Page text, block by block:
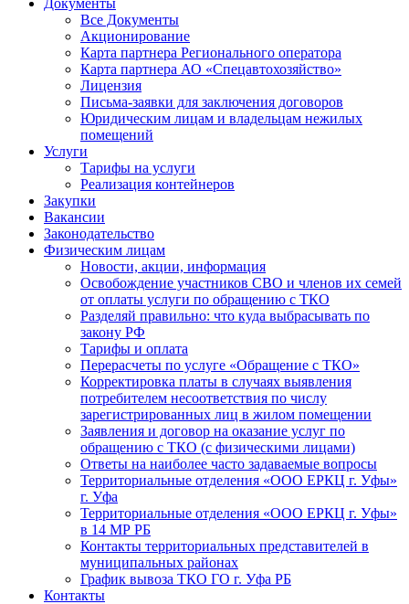
Все Документы
Акционирование
Карта партнера Регионального оператора
Карта партнера АО «Спецавтохозяйство»
Лицензия
Письма-заявки для заключения договоров
Юридическим лицам и владельцам нежилых
помещений
Услуги
Тарифы на услуги
Реализация контейнеров
Закупки
Вакансии
Законодательство
Физическим лицам
Новости, акции, информация
Освобождение участников СВО и членов их семей
от оплаты услуги по обращению с ТКО
Разделяй правильно: что куда выбрасывать по
закону РФ
Тарифы и оплата
Перерасчеты по услуге «Обращение с ТКО»
Корректировка платы в случаях выявления
потребителем несоответствия по числу
зарегистрированных лиц в жилом помещении
Заявления и договор на оказание услуг по
обращению с ТКО (с физическими лицами)
Ответы на наиболее часто задаваемые вопросы
Территориальные отделения «ООО ЕРКЦ г. Уфы»
г. Уфа
Территориальные отделения «ООО ЕРКЦ г. Уфы»
в 14 МР РБ
Контакты территориальных представителей в
муниципальных районах
График вывоза ТКО ГО г. Уфа РБ
Контакты